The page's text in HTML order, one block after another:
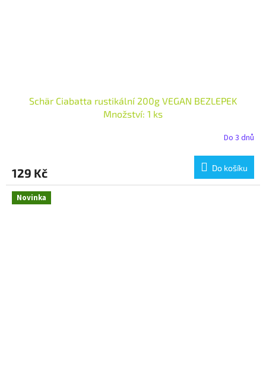
Schär Ciabatta rustikální 200g VEGAN BEZLEPEK
Množství: 1 ks
Do 3 dnů
129 Kč Do košíku
Novinka